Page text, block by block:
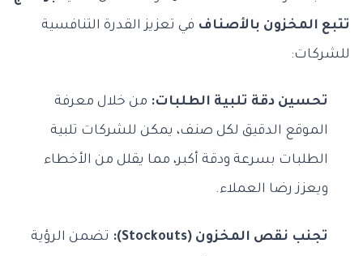
تتبع المخزون بالأصناف في تعزيز القدرة التنافسية
للشركات:
تحسين دقة تلبية الطلبات: من خلال معرفة
الموقع الدقيق لكل صنف، يمكن للشركات تلبية
الطلبات بسرعة ودقة أكبر، مما يقلل من الأخطاء
ويعزز رضا العملاء.
تجنب نقص المخزون (Stockouts):
تضمن الرؤية